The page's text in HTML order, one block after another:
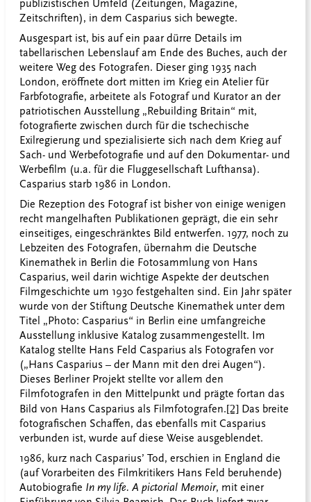
publizistischen Umfeld (Zeitungen, Magazine,
Zeitschriften), in dem Casparius sich bewegte.
Ausgespart ist, bis auf ein paar dürre Details im
tabellarischen Lebenslauf am Ende des Buches, auch der
weitere Weg des Fotografen. Dieser ging 1935 nach
London, eröffnete dort mitten im Krieg ein Atelier für
Farbfotografie, arbeitete als Fotograf und Kurator an der
patriotischen Ausstellung „Rebuilding Britain“ mit,
fotografierte zwischen durch für die tschechische
Exilregierung und spezialisierte sich nach dem Krieg auf
Sach- und Werbefotografie und auf den Dokumentar- und
Werbefilm (u.a. für die Fluggesellschaft Lufthansa).
Casparius starb 1986 in London.
Die Rezeption des Fotograf ist bisher von einige wenigen
recht mangelhaften Publikationen geprägt, die ein sehr
einseitiges, eingeschränktes Bild entwerfen. 1977, noch zu
Lebzeiten des Fotografen, übernahm die Deutsche
Kinemathek in Berlin die Fotosammlung von Hans
Casparius, weil darin wichtige Aspekte der deutschen
Filmgeschichte um 1930 festgehalten sind. Ein Jahr später
wurde von der Stiftung Deutsche Kinemathek unter dem
Titel „Photo: Casparius“ in Berlin eine umfangreiche
Ausstellung inklusive Katalog zusammengestellt. Im
Katalog stellte Hans Feld Casparius als Fotografen vor
(„Hans Casparius – der Mann mit den drei Augen“).
Dieses Berliner Projekt stellte vor allem den
Filmfotografen in den Mittelpunkt und prägte fortan das
Bild von Hans Casparius als Filmfotografen.[2] Das breite
fotografischen Schaffen, das ebenfalls mit Casparius
verbunden ist, wurde auf diese Weise ausgeblendet.
1986, kurz nach Casparius’ Tod, erschien in England die
(auf Vorarbeiten des Filmkritikers Hans Feld beruhende)
Autobiografie In my life. A pictorial Memoir, mit einer